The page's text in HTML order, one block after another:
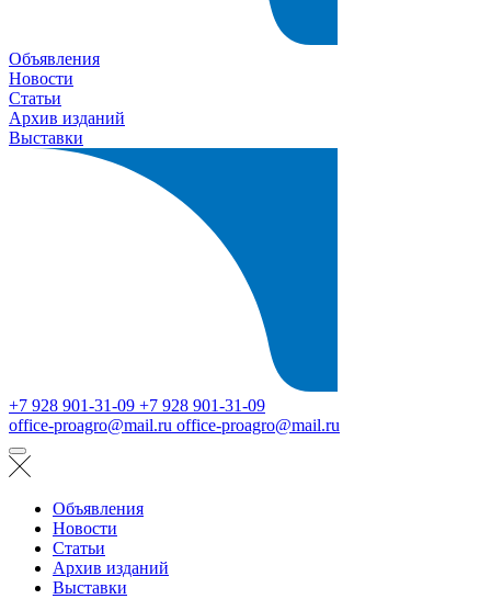
Объявления
Новости
Статьи
Архив изданий
Выставки
+7 928 901-31-09 +7 928 901-31-09
office-proagro@mail.ru office-proagro@mail.ru
Объявления
Новости
Статьи
Архив изданий
Выставки